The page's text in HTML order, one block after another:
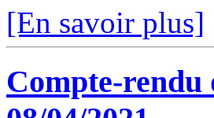
[En savoir plus]
Compte-rendu